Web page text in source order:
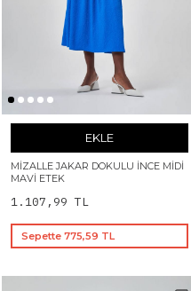
EKLE
MIZALLE JAKAR DOKULU İNCE MIDI
MAVI ETEK
1.107,99 TL
Sepette 775,59 TL